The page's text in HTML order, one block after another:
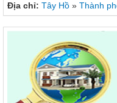
Địa chỉ: Tây Hồ » Thành